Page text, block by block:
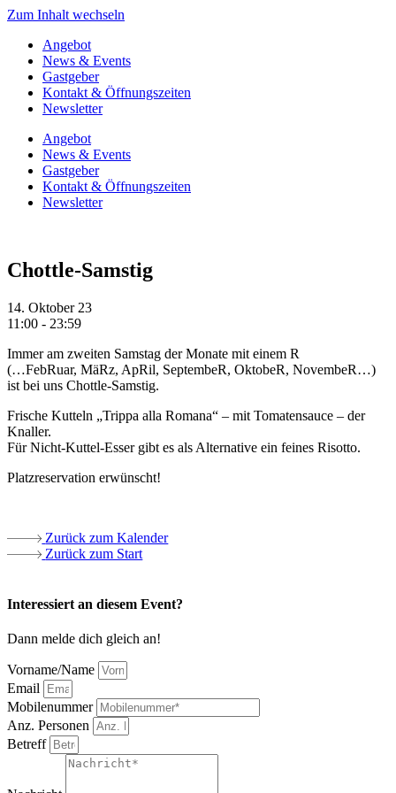
Zum Inhalt wechseln
Angebot
News & Events
Gastgeber
Kontakt & Öffnungszeiten
Newsletter
Angebot
News & Events
Gastgeber
Kontakt & Öffnungszeiten
Newsletter
Chottle-Samstig
14. Oktober 23
11:00 - 23:59
Immer am zweiten Samstag der Monate mit einem R
(…FebRuar, MäRz, ApRil, SeptembeR, OktobeR, NovembeR…)
ist bei uns Chottle-Samstig.
Frische Kutteln „Trippa alla Romana“ – mit Tomatensauce – der
Knaller.
Für Nicht-Kuttel-Esser gibt es als Alternative ein feines Risotto.
Platzreservation erwünscht!
Zurück zum Kalender
Zurück zum Start
Interessiert an diesem Event?
Dann melde dich gleich an!
Vorname/Name
Email
Mobilenummer
Anz. Personen
Betreff